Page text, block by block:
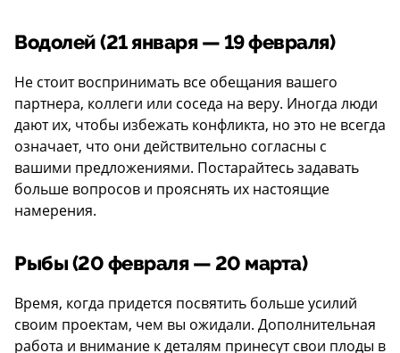
Водолей (21 января — 19 февраля)
Не стоит воспринимать все обещания вашего
партнера, коллеги или соседа на веру. Иногда люди
дают их, чтобы избежать конфликта, но это не всегда
означает, что они действительно согласны с
вашими предложениями. Постарайтесь задавать
больше вопросов и прояснять их настоящие
намерения.
Рыбы (20 февраля — 20 марта)
Время, когда придется посвятить больше усилий
своим проектам, чем вы ожидали. Дополнительная
работа и внимание к деталям принесут свои плоды в